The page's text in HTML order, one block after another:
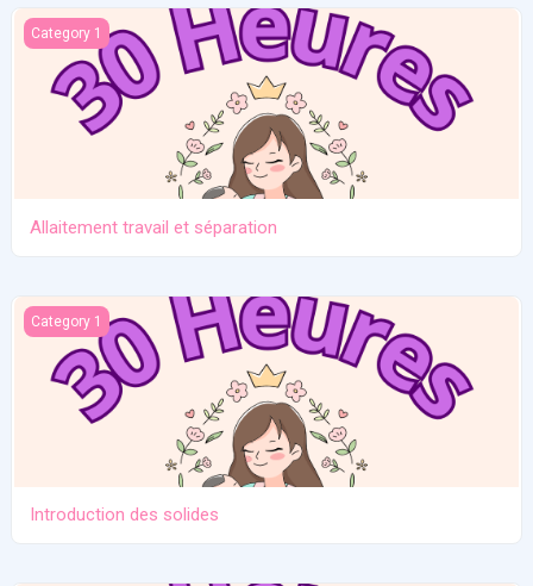
Allaitement travail et séparation
Category 1
Allaitement travail et séparation
Introduction des solides
Category 1
Introduction des solides